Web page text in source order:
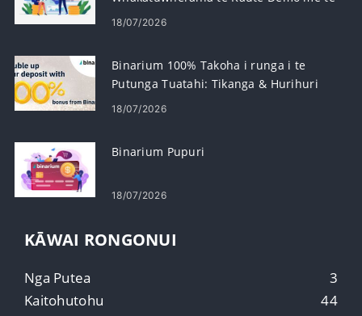
$10,000
18/07/2026
Binarium 100% Takoha i runga i te
Putunga Tuatahi: Tikanga & Hurihuri
18/07/2026
Binarium Pupuri
18/07/2026
KĀWAI RONGONUI
Nga Putea
3
Kaitohutohu
44